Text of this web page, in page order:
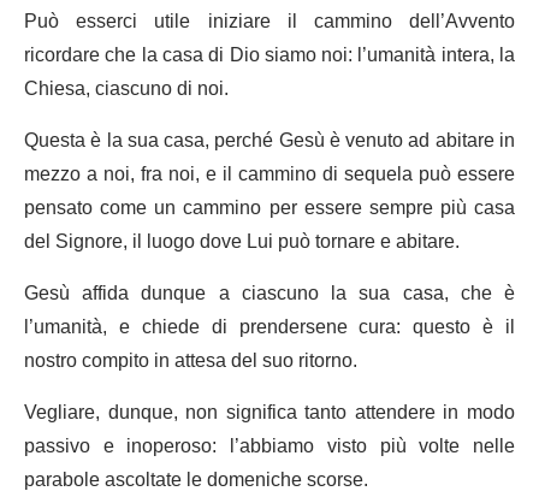
Può esserci utile iniziare il cammino dell’Avvento
ricordare che la casa di Dio siamo noi: l’umanità intera, la
Chiesa, ciascuno di noi.
Questa è la sua casa, perché Gesù è venuto ad abitare in
mezzo a noi, fra noi, e il cammino di sequela può essere
pensato come un cammino per essere sempre più casa
del Signore, il luogo dove Lui può tornare e abitare.
Gesù affida dunque a ciascuno la sua casa, che è
l’umanità, e chiede di prendersene cura: questo è il
nostro compito in attesa del suo ritorno.
Vegliare, dunque, non significa tanto attendere in modo
passivo e inoperoso: l’abbiamo visto più volte nelle
parabole ascoltate le domeniche scorse.